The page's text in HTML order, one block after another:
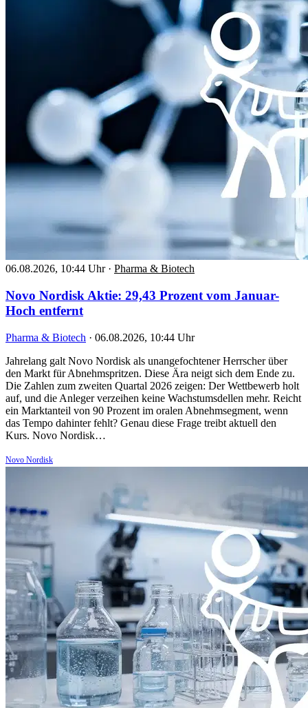
06.08.2026, 10:44 Uhr · Pharma & Biotech
Novo Nordisk Aktie: 29,43 Prozent vom Januar-
Hoch entfernt
Pharma & Biotech · 06.08.2026, 10:44 Uhr
Jahrelang galt Novo Nordisk als unangefochtener Herrscher über
den Markt für Abnehmspritzen. Diese Ära neigt sich dem Ende zu.
Die Zahlen zum zweiten Quartal 2026 zeigen: Der Wettbewerb holt
auf, und die Anleger verzeihen keine Wachstumsdellen mehr. Reicht
ein Marktanteil von 90 Prozent im oralen Abnehmsegment, wenn
das Tempo dahinter fehlt? Genau diese Frage treibt aktuell den
Kurs. Novo Nordisk…
Novo Nordisk